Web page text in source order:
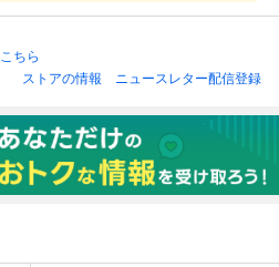
こちら
ストアの情報
ニュースレター配信登録